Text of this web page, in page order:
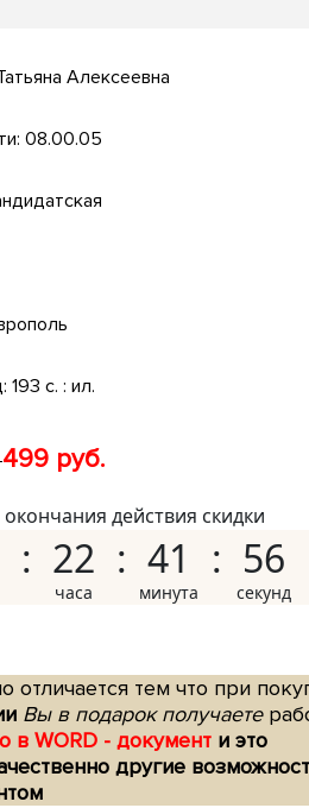
Алексеевна
08.00.05
193 с. : ил.
499 руб.
действия скидки
22 41 55
отличается тем что при
Вы в подарок получаете
в WORD - документ и это
другие